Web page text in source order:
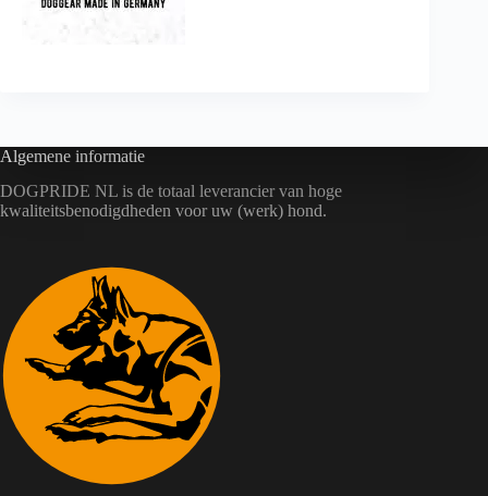
Algemene informatie
DOGPRIDE NL is de totaal leverancier van hoge
kwaliteitsbenodigdheden voor uw (werk) hond.